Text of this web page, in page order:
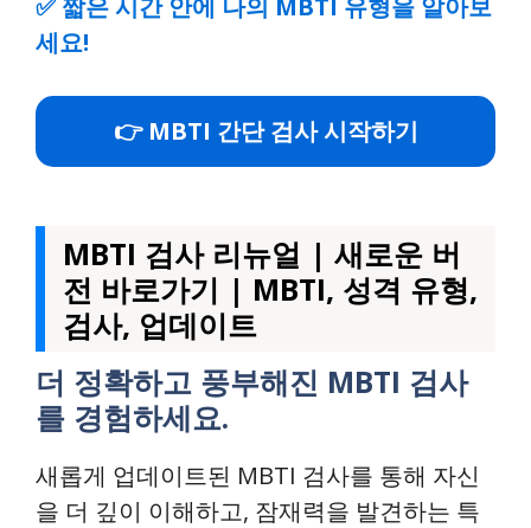
✅ 짧은 시간 안에 나의 MBTI 유형을 알아보
세요!
👉 MBTI 간단 검사 시작하기
MBTI 검사 리뉴얼 | 새로운 버
전 바로가기 | MBTI, 성격 유형,
검사, 업데이트
더 정확하고 풍부해진 MBTI 검사
를 경험하세요.
새롭게 업데이트된 MBTI 검사를 통해 자신
을 더 깊이 이해하고, 잠재력을 발견하는 특